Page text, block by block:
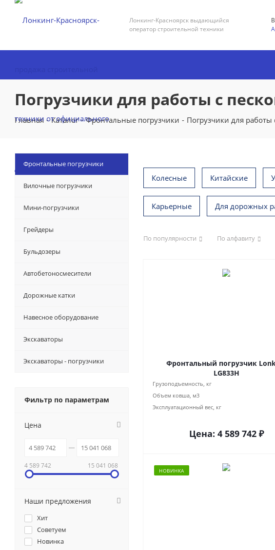
Лонкинг-Красноярск выдающийся
оператор строительной техники
Погрузчики для работы с
Главная - Каталог - Фронтальные погрузчики - Погрузчики для работы
Колесные Китайские
Карьерные Для дорожных
По популярности По алфавиту
Фронтальный погрузчик
LG833H
Грузоподъемность, кг
Объем ковша, м3
Эксплуатационный вес, кг
Цена: 4 589 742₽
НОВИНКА
Фронтальные погрузчики
Вилочные погрузчики
Мини-погрузчики
Грейдеры
Бульдозеры
Автобетоносмесители
Дорожные катки
Навесное оборудование
Экскаваторы
Экскаваторы - погрузчики
Фильтр по параметрам
Цена
4 589 742 15 041 068
Наши предложения
Хит
Советуем
Новинка